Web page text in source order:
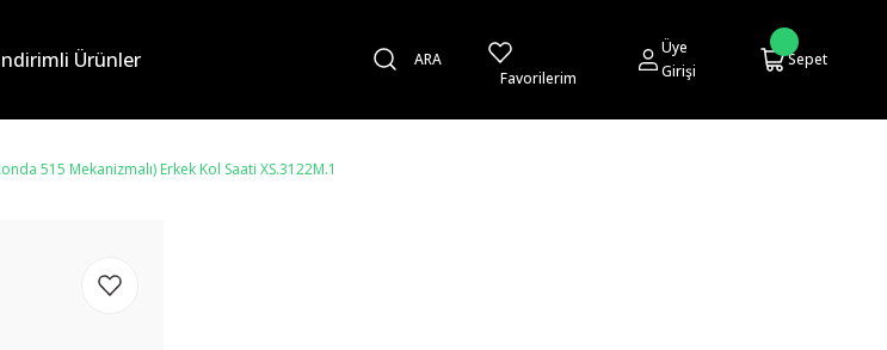
Ürünler
ARA
Favorilerim
Üye
Girişi
Sepet
515 Mekanizmalı) Erkek Kol Saati XS.3122M.1